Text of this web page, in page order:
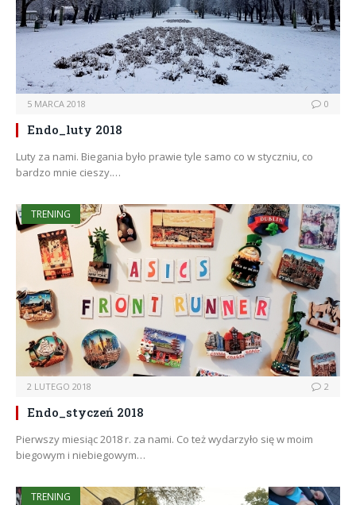
5 MARCA 2018 0
Endo_luty 2018
Luty za nami. Biegania było prawie tyle samo co w styczniu, co
bardzo mnie cieszy.…
TRENING
2 LUTEGO 2018 2
Endo_styczeń 2018
Pierwszy miesiąc 2018 r. za nami. Co też wydarzyło się w moim
biegowym i niebiegowym…
TRENING